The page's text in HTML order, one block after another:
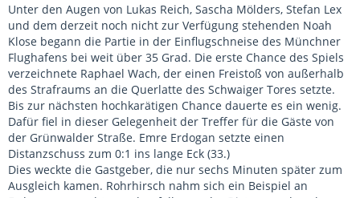
Unter den Augen von Lukas Reich, Sascha Mölders, Stefan Lex
und dem derzeit noch nicht zur Verfügung stehenden Noah
Klose begann die Partie in der Einflugschneise des Münchner
Flughafens bei weit über 35 Grad. Die erste Chance des Spiels
verzeichnete Raphael Wach, der einen Freistoß von außerhalb
des Strafraums an die Querlatte des Schwaiger Tores setzte.
Bis zur nächsten hochkarätigen Chance dauerte es ein wenig.
Dafür fiel in dieser Gelegenheit der Treffer für die Gäste von
der Grünwalder Straße. Emre Erdogan setzte einen
Distanzschuss zum 0:1 ins lange Eck (33.)
Dies weckte die Gastgeber, die nur sechs Minuten später zum
Ausgleich kamen. Rohrhirsch nahm sich ein Beispiel an